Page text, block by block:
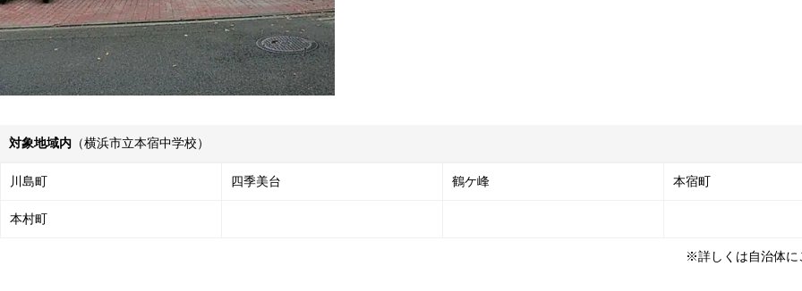
対象地域内 （横浜市立本宿中学校）
川島町 四季美台 鶴ケ峰 本宿町
本村町
※詳しくは自治体に